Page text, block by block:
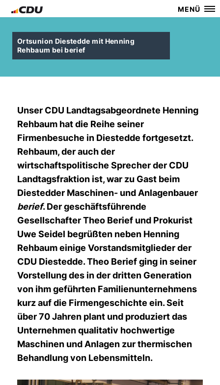
MENÜ
Ortsunion Diestedde mit Henning
Rehbaum bei berief
Unser CDU Landtagsabgeordnete Henning
Rehbaum hat die Reihe seiner
Firmenbesuche in Diestedde fortgesetzt.
Rehbaum, der auch der
wirtschaftspolitische Sprecher der CDU
Landtagsfraktion ist, war zu Gast beim
Diestedder Maschinen- und Anlagenbauer
berief. Der geschäftsführende
Gesellschafter Theo Berief und Prokurist
Uwe Seidel begrüßten neben Henning
Rehbaum einige Vorstandsmitglieder der
CDU Diestedde. Theo Berief ging in seiner
Vorstellung des in der dritten Generation
von ihm geführten Familienunternehmens
kurz auf die Firmengeschichte ein. Seit
über 70 Jahren plant und produziert das
Unternehmen qualitativ hochwertige
Maschinen und Anlagen zur thermischen
Behandlung von Lebensmitteln.